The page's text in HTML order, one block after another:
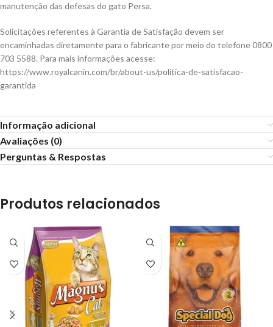
manutenção das defesas do gato Persa.
Solicitações referentes à Garantia de Satisfação devem ser
encaminhadas diretamente para o fabricante por meio do telefone 0800
703 5588. Para mais informações acesse:
https://www.royalcanin.com/br/about-us/politica-de-satisfacao-
garantida
Informação adicional
Avaliações (0)
Perguntas & Respostas
Produtos relacionados